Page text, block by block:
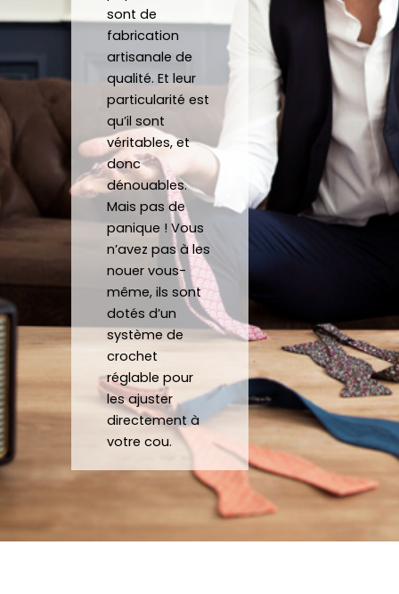
heure
item
ent à
mes
atten
tes.
de
porte
r des
noeu
ds
papill
ons/
acce
es de
qualit
ent
Noeu
d sur
Je
reco
nde
!
Merci
beau
coup
à eux
encor
e!
un
sont de
fabrication
artisanale de
qualité. Et leur
particularité est
qu’il sont
véritables, et
donc
dénouables.
Mais pas de
panique ! Vous
n’avez pas à les
nouer vous-
même, ils sont
dotés d’un
système de
crochet
réglable pour
les ajuster
directement à
votre cou.